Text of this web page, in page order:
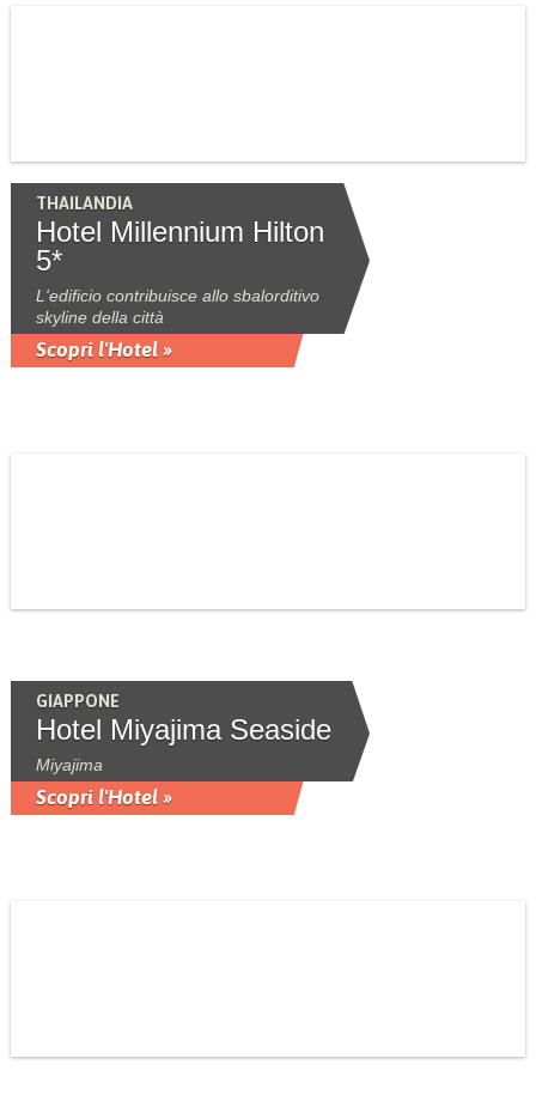
THAILANDIA
Hotel Millennium Hilton
5*
L'edificio contribuisce allo sbalorditivo
skyline della città
Scopri l'Hotel »
GIAPPONE
Hotel Miyajima Seaside
Miyajima
Scopri l'Hotel »